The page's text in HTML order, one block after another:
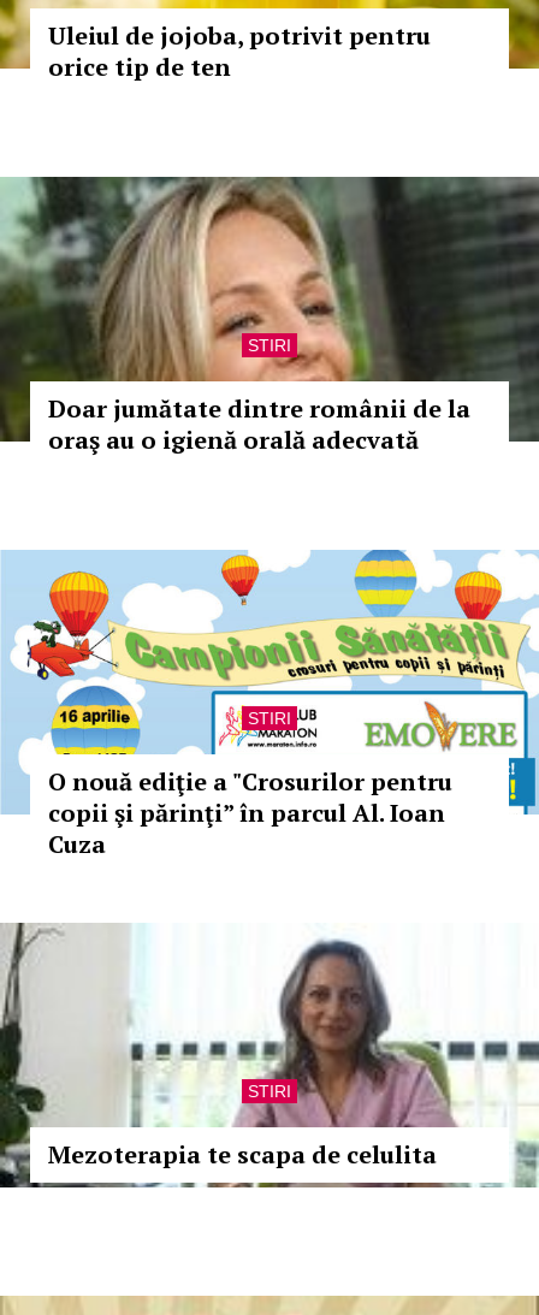
Uleiul de jojoba, potrivit pentru
orice tip de ten
STIRI
Doar jumătate dintre românii de la
oraş au o igienă orală adecvată
STIRI
O nouă ediţie a "Crosurilor pentru
copii şi părinţi” în parcul Al. Ioan
Cuza
STIRI
Mezoterapia te scapa de celulita